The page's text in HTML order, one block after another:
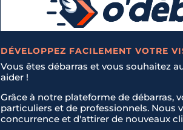
DÉVELOPPEZ FACILEMENT VOTRE
Vous êtes débarras et vous souhaitez
aider !
Grâce à notre plateforme de débarras,
particuliers et de professionnels. Nous
concurrence et d'attirer de nouveaux